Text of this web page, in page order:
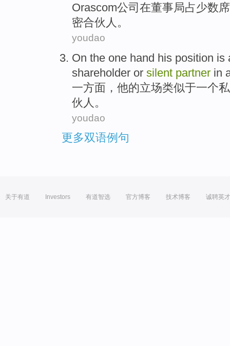
Orascom公司在董事局占少数
密合伙人。
youdao
On the one hand his position is
shareholder or silent partner in
一方面 ， 他的立场类似于一个
伙人 。
youdao
更多双语例句
关于有道 Investors 有道智选 官方博客 技术博客 诚聘英才